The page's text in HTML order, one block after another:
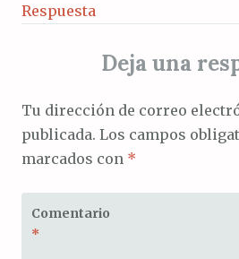
Respuesta
Deja una
Tu dirección de correo
publicada. Los campos
marcados con *
Comentario
*